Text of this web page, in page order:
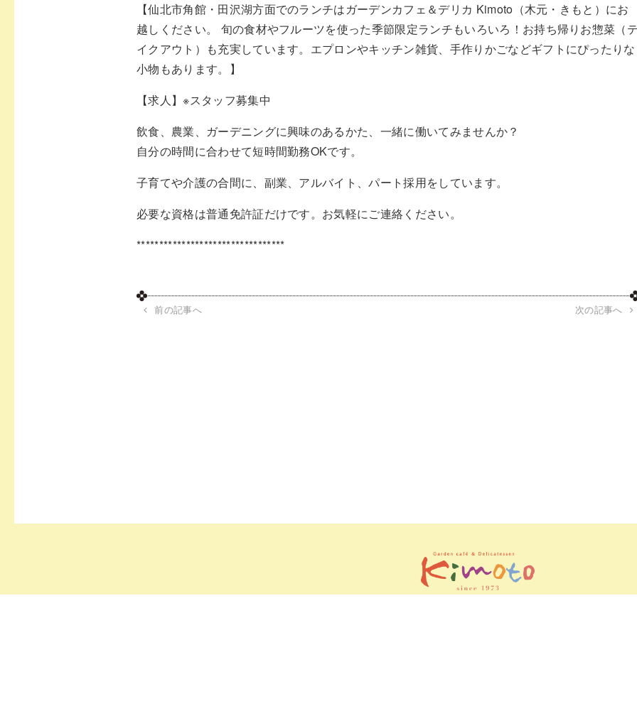
電話す
る
確認内
容
配送
ー
【仙北市角館・田沢湖方面でのランチはガーデンカフェ＆デリカ Kimoto（木元・きもと）にお
越しください。 旬の食材やフルーツを使った季節限定ランチもいろいろ！お持ち帰りお惣菜（
イクアウト）も充実しています。エプロンやキッチン雑貨、手作りかごなどギフトにぴったりな
小物もあります。】
【求人】※スタッフ募集中
飲食、農業、ガーデニングに興味のあるかた、一緒に働いてみませんか？
自分の時間に合わせて短時間勤務OKです。
子育てや介護の合間に、副業、アルバイト、パート採用をしています。
必要な資格は普通免許証だけです。お気軽にご連絡ください。
*********************************
前の記事へ 次の記事へ